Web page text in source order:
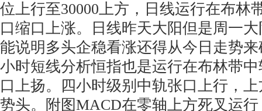
位上行至30000上方，日线运行在布林
口缩口上涨。日线昨天大阳但是周一
能说明多头企稳看涨还得从今日走势
小时短线分析恒指也是运行在布林带
口上扬。四小时级别中轨张口上行，
势头。附图MACD在零轴上方死叉运